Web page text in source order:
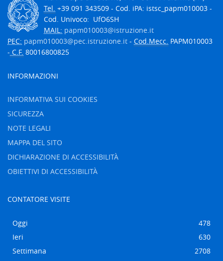
Tel. +39 091 343509 - Cod. iPA: istsc_papm010003 -
Cod. Univoco: UfO6SH
MAIL: papm010003@istruzione.it
PEC: papm010003@pec.istruzione.it - Cod.Mecc. PAPM010003
- C.F. 80016800825
INFORMAZIONI
INFORMATIVA SUI COOKIES
SICUREZZA
NOTE LEGALI
MAPPA DEL SITO
DICHIARAZIONE DI ACCESSIBILITÀ
OBIETTIVI DI ACCESSIBILITÀ
CONTATORE VISITE
Oggi
478
Ieri
630
Settimana
2708